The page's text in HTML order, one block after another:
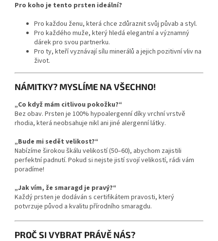
Pro koho je tento prsten ideální?
Pro každou ženu, která chce zdůraznit svůj půvab a styl.
Pro každého muže, který hledá elegantní a významný
dárek pro svou partnerku.
Pro ty, kteří vyznávají sílu minerálů a jejich pozitivní vliv na
život.
NÁMITKY? MYSLÍME NA VŠECHNO!
„Co když mám citlivou pokožku?“
Bez obav. Prsten je 100% hypoalergenní díky vrchní vrstvě
rhodia, která neobsahuje nikl ani jiné alergenní látky.
„Bude mi sedět velikost?“
Nabízíme širokou škálu velikostí (50–60), abychom zajistili
perfektní padnutí. Pokud si nejste jistí svojí velikostí, rádi vám
poradíme!
„Jak vím, že smaragd je pravý?“
Každý prsten je dodáván s certifikátem pravosti, který
potvrzuje původ a kvalitu přírodního smaragdu.
PROČ SI VYBRAT PRÁVĚ NÁS?